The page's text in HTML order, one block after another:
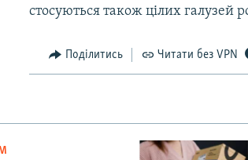
стосуються також цілих галузей
Поділитись Читати без VPN